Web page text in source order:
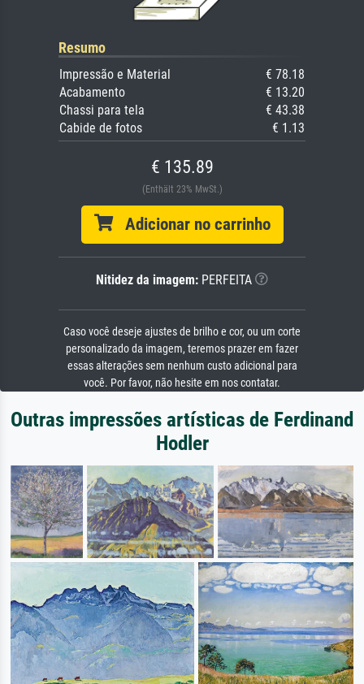
Resumo
Impressão e Material
€ 78.18
Acabamento
€ 13.20
Chassi para tela
€ 43.38
Cabide de fotos
€ 1.13
€ 135.89
(Enthält 23% MwSt.)
Adicionar no carrinho
Nitidez da imagem: PERFEITA
Caso você deseje ajustes de brilho e cor, ou um corte
personalizado da imagem, teremos prazer em fazer
essas alterações sem nenhum custo adicional para
você. Por favor, não hesite em nos contatar.
Outras impressões artísticas de Ferdinand
Hodler